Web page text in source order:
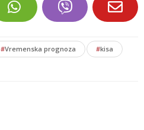
#Vremenska prognoza #kisa